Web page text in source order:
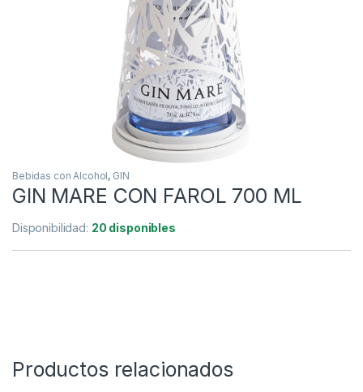
Bebidas con Alcohol, GIN
GIN MARE CON FAROL 700 ML
Disponibilidad: 20 disponibles
Productos relacionados